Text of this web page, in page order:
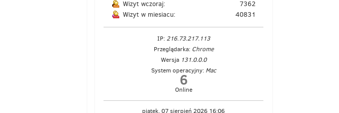
Wizyt wczoraj:
7362
Wizyt w miesiacu:
40831
IP: 216.73.217.113
Przeglądarka: Chrome
Wersja 131.0.0.0
System operacyjny: Mac
6
Online
piątek, 07 sierpień 2026 16:06